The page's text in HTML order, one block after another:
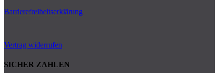
Barrierefreiheitserklärung
Vertrag widerrufen
SICHER ZAHLEN